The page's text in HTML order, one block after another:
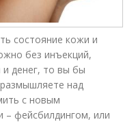
состояние кожи и
без инъекций,
и денег, то вы бы
над
с новым
– фейсбилдингом, или